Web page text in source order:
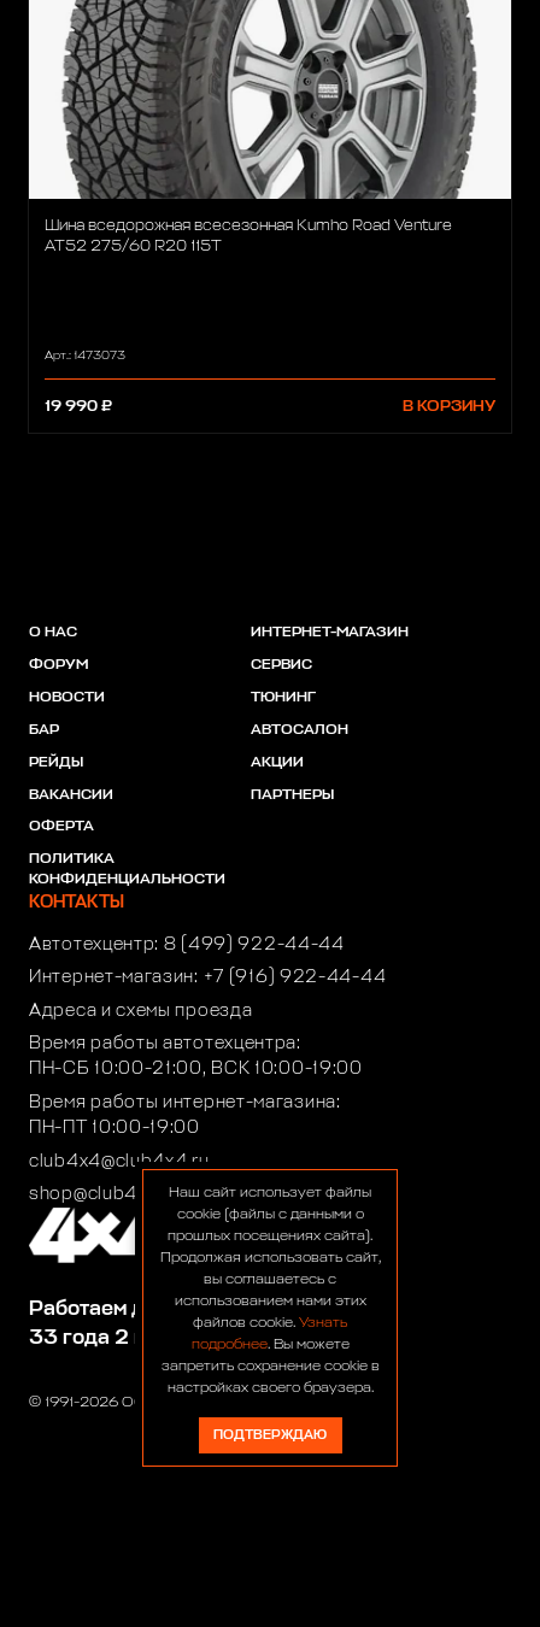
Шина вседорожная всесезонная Kumho Road Venture
AT52 275/60 R20 115T
Арт.: 1473073
19 990 ₽ В КОРЗИНУ
© 1991-2026 ООО «Сервис 4х4»
Работаем для вас:
33 года 2 месяца 22 дня
О НАС
ФОРУМ
НОВОСТИ
БАР
РЕЙДЫ
ВАКАНСИИ
ОФЕРТА
ПОЛИТИКА
КОНФИДЕНЦИАЛЬНОСТИ
ИНТЕРНЕТ-МАГАЗИН
СЕРВИС
ТЮНИНГ
АВТОСАЛОН
АКЦИИ
ПАРТНЕРЫ
КОНТАКТЫ
Автотехцентр: 8 (499) 922-44-44
Интернет-магазин: +7 (916) 922-44-44
Адреса и схемы проезда
Время работы автотехцентра:
ПН-СБ 10:00-21:00, ВСК 10:00-19:00
Время работы интернет-магазина:
ПН-ПТ 10:00-19:00
club4x4@club4x4.ru
shop@club4x4.ruНаш сайт использует файлы
cookie (файлы с данными о
прошлых посещениях сайта).
Продолжая использовать сайт,
вы соглашаетесь с
использованием нами этих
файлов cookie. Узнать
подробнее. Вы можете
запретить сохранение cookie в
настройках своего браузера.
ПОДТВЕРЖДАЮ